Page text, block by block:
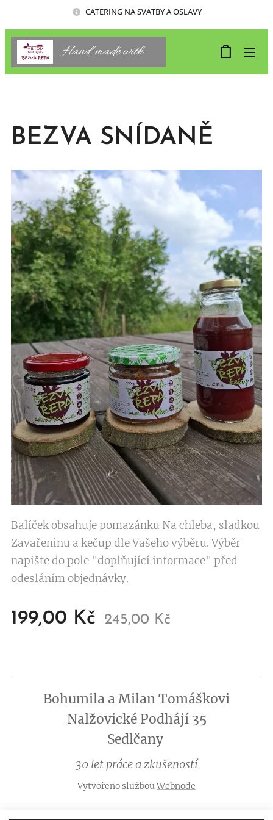
CATERING NA SVATBY A OSLAVY
Hand made with🤍
BEZVA SNÍDANĚ
Balíček obsahuje pomazánku Na chleba, sladkou
Zavařeninu a kečup dle Vašeho výběru. Výběr
napište do pole "doplňující informace" před
odesláním objednávky.
199,00 Kč 245,00Kč
Bohumila a Milan Tomáškovi
Nalžovické Podhájí 35
Sedlčany
30 let práce a zkušeností
Vytvořeno službouWebnode